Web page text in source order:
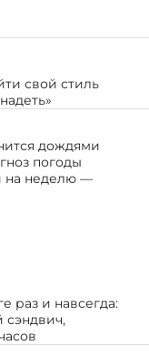
свой стиль
дождями
погоды
на неделю —
раз и навсегда:
сэндвич,